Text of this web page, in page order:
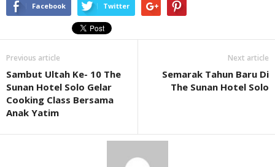
Facebook Twitter
Previous article
Sambut Ultah Ke- 10 The
Sunan Hotel Solo Gelar
Cooking Class Bersama
Anak Yatim
Next article
Semarak Tahun Baru Di
The Sunan Hotel Solo